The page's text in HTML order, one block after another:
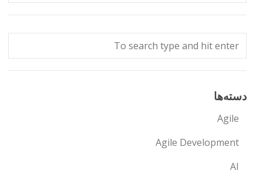
دسته‌ها
Agile
Agile Development
AI